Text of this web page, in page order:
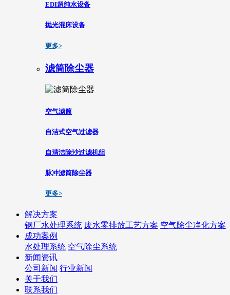
EDI超纯水设备
抛光混床设备
更多>
滤筒除尘器
空气滤筒
自洁式空气过滤器
自清洁除沙过滤机组
脉冲滤筒除尘器
更多>
解决方案
钢厂水处理系统 废水零排放工艺方案 空气除尘净化方案
成功案例
水处理系统 空气除尘系统
新闻资讯
公司新闻 行业新闻
关于我们
联系我们